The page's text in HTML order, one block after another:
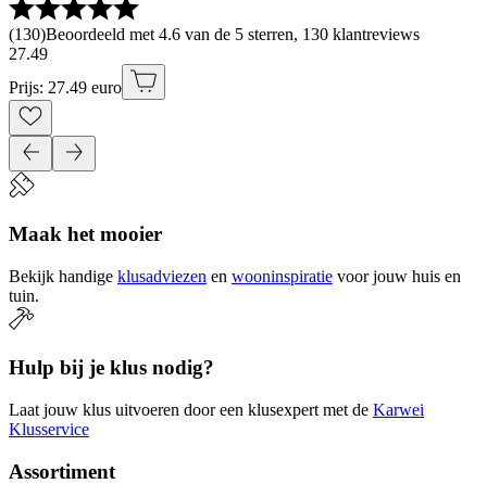
(130)Beoordeeld met 4.6 van de 5 sterren, 130 klantreviews
27.49
Prijs: 27.49 euro
Maak het mooier
Bekijk handige klusadviezen en wooninspiratie voor jouw huis en
tuin.
Hulp bij je klus nodig?
Laat jouw klus uitvoeren door een klusexpert met de Karwei
Klusservice
Assortiment